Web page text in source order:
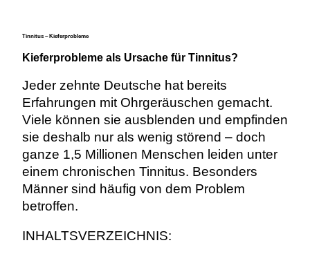
Tinnitus – Kieferprobleme
Kieferprobleme als Ursache für Tinnitus?
Jeder zehnte Deutsche hat bereits
Erfahrungen mit Ohrgeräuschen gemacht.
Viele können sie ausblenden und empfinden
sie deshalb nur als wenig störend – doch
ganze 1,5 Millionen Menschen leiden unter
einem chronischen Tinnitus. Besonders
Männer sind häufig von dem Problem
betroffen.
INHALTSVERZEICHNIS: